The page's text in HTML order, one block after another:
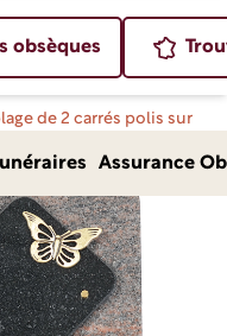
obsèques
Assurance
de 2 carrés polis sur